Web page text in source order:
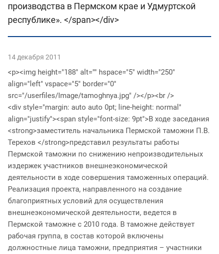
производства в Пермском крае и Удмуртской
республике». </span></div>
14 декабря 2011
<p><img height="188" alt="" hspace="5" width="250"
align="left" vspace="5" border="0"
src="/userfiles/Image/tamoghnya.jpg" /></p><br />
<div style="margin: auto auto 0pt; line-height: normal"
align="justify"><span style="font-size: 9pt">В ходе заседания
<strong>заместитель начальника Пермской таможни П.В.
Терехов </strong>представил результаты работы
Пермской таможни по снижению непроизводительных
издержек участников внешнеэкономической
деятельности в ходе совершения таможенных операций.
Реализация проекта, направленного на создание
благоприятных условий для осуществления
внешнеэкономической деятельности, ведется в
Пермской таможне с 2010 года. В таможне действует
рабочая группа, в состав которой включены
должностные лица таможни, предприятия – участники